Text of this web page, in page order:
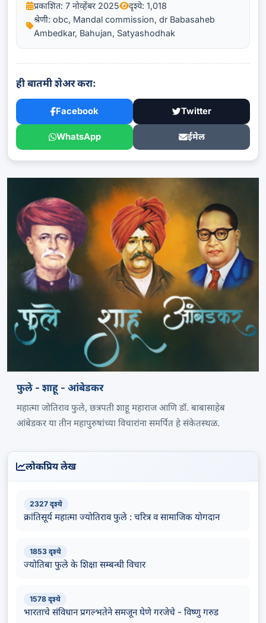
प्रकाशित: 7 नोव्हेंबर 2025
दृश्ये: 1,018
श्रेणी: obc, Mandal commission, dr Babasaheb
Ambedkar, Bahujan, Satyashodhak
ही बातमी शेअर करा:
Facebook Twitter
WhatsApp ईमेल
फुले - शाहू - आंबेडकर
महात्मा जोतिराव फुले, छत्रपती शाहू महाराज आणि डॉ. बाबासाहेब
आंबेडकर या तीन महापुरुषांच्या विचारांना समर्पित हे संकेतस्थळ.
लोकप्रिय लेख
2327 दृश्ये
क्रांतिसूर्य महात्मा ज्योतिराव फुले : चरित्र व सामाजिक योगदान
1853 दृश्ये
ज्योतिबा फुले के शिक्षा सम्बन्धी विचार
1578 दृश्ये
भारताचे संविधान प्रगल्भतेने समजून घेणे गरजेचे - विष्णु गरुड